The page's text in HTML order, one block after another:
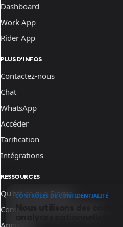
Dashboard
Work App
Rider App
PLUS D'INFOS
Contactez-nous
Chat
WhatsApp
Accéder
Tarification
Intégrations
RESSOURCES
Qu'est-ce que Sinqro
Comment fonctionne Sinqro
Apprenez
CONTRÔLES DE CONFIDENTIALITÉ
Nous utilisons des